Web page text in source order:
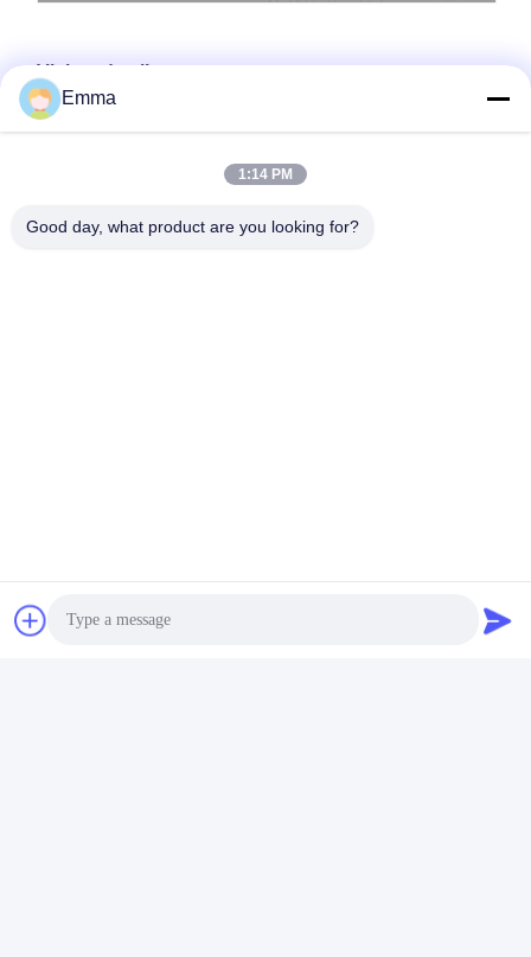
Visites de clients
Les Étiquettes:
Emma
1:14 PM
Good day, what product are you looking for?